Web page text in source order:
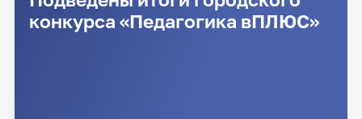
конкурса «Педагогика вПЛЮС»